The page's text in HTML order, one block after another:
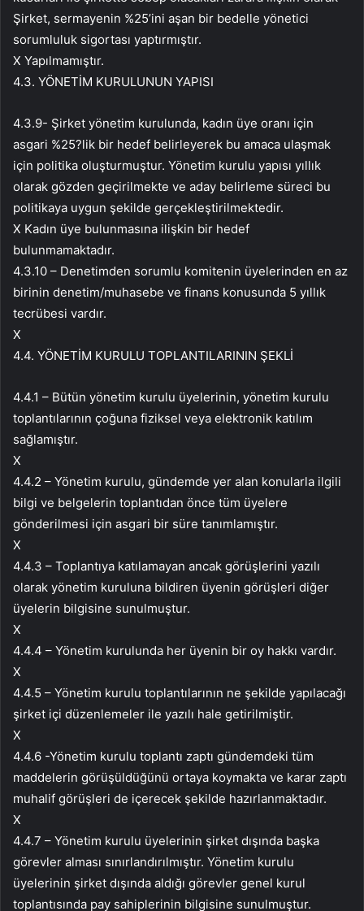
Şirket, sermayenin %25’ini aşan bir bedelle yönetici
sorumluluk sigortası yaptırmıştır.
X Yapılmamıştır.
4.3. YÖNETİM KURULUNUN YAPISI
4.3.9- Şirket yönetim kurulunda, kadın üye oranı için
asgari %25?lik bir hedef belirleyerek bu amaca ulaşmak
için politika oluşturmuştur. Yönetim kurulu yapısı yıllık
olarak gözden geçirilmekte ve aday belirleme süreci bu
politikaya uygun şekilde gerçekleştirilmektedir.
X Kadın üye bulunmasına ilişkin bir hedef
bulunmamaktadır.
4.3.10 – Denetimden sorumlu komitenin üyelerinden en az
birinin denetim/muhasebe ve finans konusunda 5 yıllık
tecrübesi vardır.
X
4.4. YÖNETİM KURULU TOPLANTILARININ ŞEKLİ
4.4.1 – Bütün yönetim kurulu üyelerinin, yönetim kurulu
toplantılarının çoğuna fiziksel veya elektronik katılım
sağlamıştır.
X
4.4.2 – Yönetim kurulu, gündemde yer alan konularla ilgili
bilgi ve belgelerin toplantıdan önce tüm üyelere
gönderilmesi için asgari bir süre tanımlamıştır.
X
4.4.3 – Toplantıya katılamayan ancak görüşlerini yazılı
olarak yönetim kuruluna bildiren üyenin görüşleri diğer
üyelerin bilgisine sunulmuştur.
X
4.4.4 – Yönetim kurulunda her üyenin bir oy hakkı vardır.
X
4.4.5 – Yönetim kurulu toplantılarının ne şekilde yapılacağı
şirket içi düzenlemeler ile yazılı hale getirilmiştir.
X
4.4.6 -Yönetim kurulu toplantı zaptı gündemdeki tüm
maddelerin görüşüldüğünü ortaya koymakta ve karar zaptı
muhalif görüşleri de içerecek şekilde hazırlanmaktadır.
X
4.4.7 – Yönetim kurulu üyelerinin şirket dışında başka
görevler alması sınırlandırılmıştır. Yönetim kurulu
üyelerinin şirket dışında aldığı görevler genel kurul
toplantısında pay sahiplerinin bilgisine sunulmuştur.